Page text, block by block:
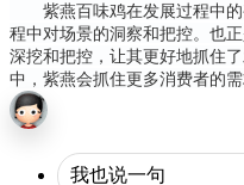
紫燕百味鸡在发展过程中的
程中对场景的洞察和把控。也
深挖和把控，让其更好地抓住
中，紫燕会抓住更多消费者的